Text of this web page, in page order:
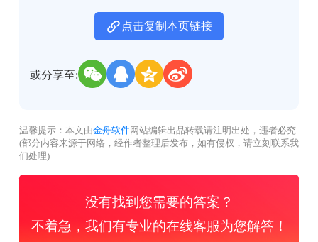
点击复制本页链接
或分享至:
温馨提示：本文由金舟软件网站编辑出品转载请注明出处，违者必究
(部分内容来源于网络，经作者整理后发布，如有侵权，请立刻联系我
们处理)
没有找到您需要的答案？
不着急，我们有专业的在线客服为您解答！